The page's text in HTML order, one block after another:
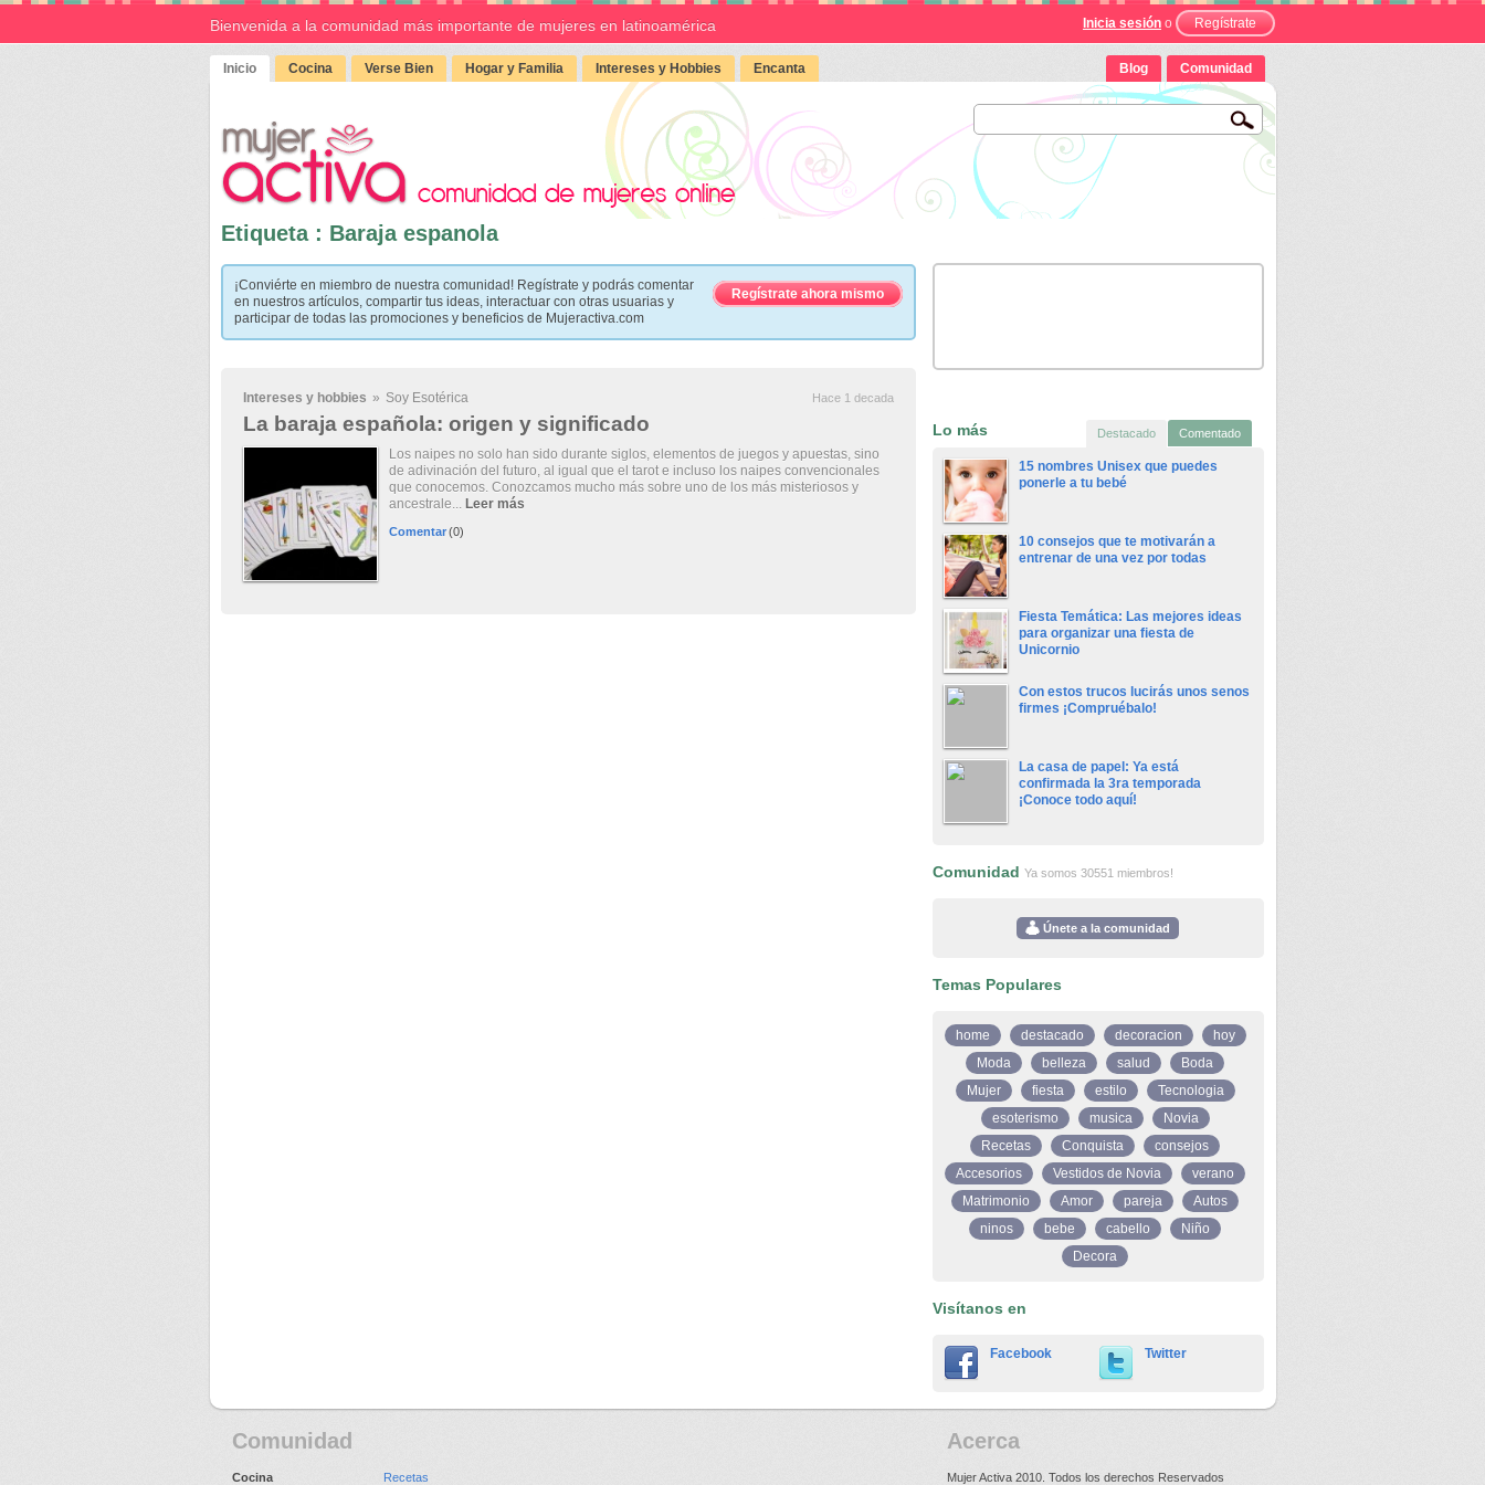
Bienvenida a la comunidad más importante de mujeres en latinoamérica Inicia sesión o Regístrate
Inicio Cocina Verse Bien Hogar y Familia Intereses y Hobbies Encanta Blog Comunidad
Etiqueta : Baraja espanola
¡Conviérte en miembro de nuestra comunidad! Regístrate y podrás comentar
en nuestros artículos, compartir tus ideas, interactuar con otras usuarias y
participar de todas las promociones y beneficios de Mujeractiva.com
Regístrate ahora mismo
Intereses y hobbies » Soy Esotérica Hace 1 decada
La baraja española: origen y significado
Los naipes no solo han sido durante siglos, elementos de juegos y apuestas, sino
de adivinación del futuro, al igual que el tarot e incluso los naipes convencionales
que conocemos. Conozcamos mucho más sobre uno de los más misteriosos y
ancestrale... Leer más
Comentar (0)
Lo más Destacado Comentado
15 nombres Unisex que puedes
ponerle a tu bebé
10 consejos que te motivarán a
entrenar de una vez por todas
Fiesta Temática: Las mejores ideas
para organizar una fiesta de
Unicornio
Con estos trucos lucirás unos senos
firmes ¡Compruébalo!
La casa de papel: Ya está
confirmada la 3ra temporada
¡Conoce todo aquí!
Comunidad Ya somos 30551 miembros!
Únete a la comunidad
Temas Populares
home destacado decoracion
hoy
Moda
belleza salud
Boda
Mujer
fiesta estilo
Tecnologia
esoterismo
musica
Novia
Recetas
Conquista
consejos
Accesorios
Vestidos de Novia
verano
Matrimonio
Amor pareja
Autos
ninos
bebe cabello
Niño
Decora
Visítanos en
Facebook Twitter
Comunidad
Cocina Recetas
Acerca
Mujer Activa 2010. Todos los derechos Reservados